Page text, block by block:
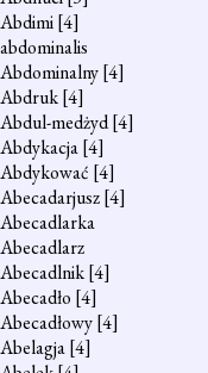
Abdimi[4]
abdominalis
Abdominalny[4]
Abdruk[4]
Abdul-medżyd[4]
Abdykacja[4]
Abdykować [4]
Abecadarjusz[4]
Abecadlarka
Abecadlarz
Abecadlnik[4]
Abecadło [4]
Abecadłowy[4]
Abelagja[4]